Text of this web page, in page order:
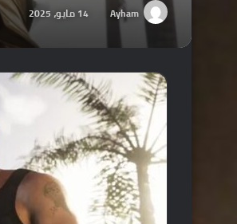
Ayham 14 مايو، 2025